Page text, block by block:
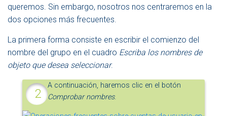
queremos. Sin embargo, nosotros nos centraremos en la
dos opciones más frecuentes.
La primera forma consiste en escribir el comienzo del
nombre del grupo en el cuadro Escriba los nombres de
objeto que desea seleccionar.
A continuación, haremos clic en el botón
Comprobar nombres.